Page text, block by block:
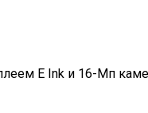
E Ink и 16-Мп